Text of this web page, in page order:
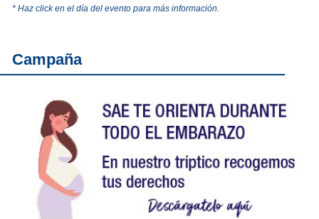
* Haz click en el día del evento para más información.
Campaña